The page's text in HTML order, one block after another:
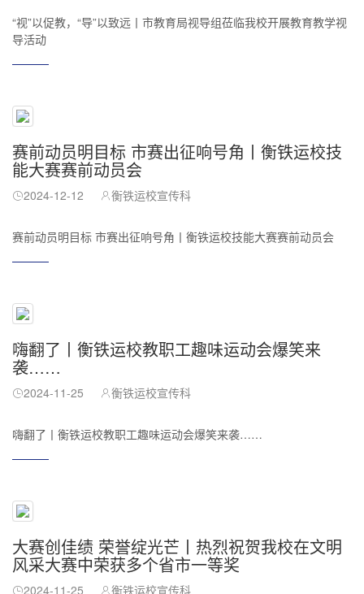
“视”以促教，“导”以致远丨市教育局视导组莅临我校开展教育教学视
导活动
赛前动员明目标 市赛出征响号角丨衡铁运校技
能大赛赛前动员会
2024-12-12 衡铁运校宣传科
赛前动员明目标 市赛出征响号角丨衡铁运校技能大赛赛前动员会
嗨翻了丨衡铁运校教职工趣味运动会爆笑来
袭……
2024-11-25 衡铁运校宣传科
嗨翻了丨衡铁运校教职工趣味运动会爆笑来袭……
大赛创佳绩 荣誉绽光芒丨热烈祝贺我校在文明
风采大赛中荣获多个省市一等奖
2024-11-25 衡铁运校宣传科